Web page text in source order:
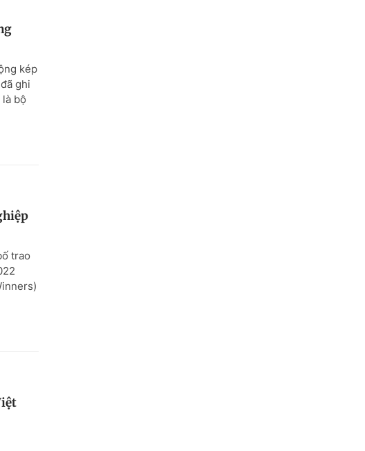
kép
ghi
là bộ
trao